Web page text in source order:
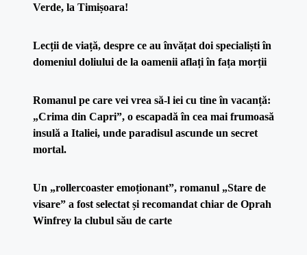
Verde, la Timișoara!
Lecții de viață, despre ce au învățat doi specialiști în
domeniul doliului de la oamenii aflați în fața morții
Romanul pe care vei vrea să-l iei cu tine în vacanță:
„Crima din Capri”, o escapadă în cea mai frumoasă
insulă a Italiei, unde paradisul ascunde un secret
mortal.
Un „rollercoaster emoționant”, romanul „Stare de
visare” a fost selectat și recomandat chiar de Oprah
Winfrey la clubul său de carte